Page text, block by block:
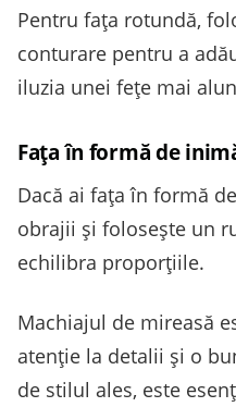
Pentru fața rotundă,
conturare pentru a
iluzia unei fețe mai
Fața în formă de
Dacă ai fața în formă
obrajii și folosește un
echilibra proporțiile.
Machiajul de mireasă
atenție la detalii și o
de stilul ales, este